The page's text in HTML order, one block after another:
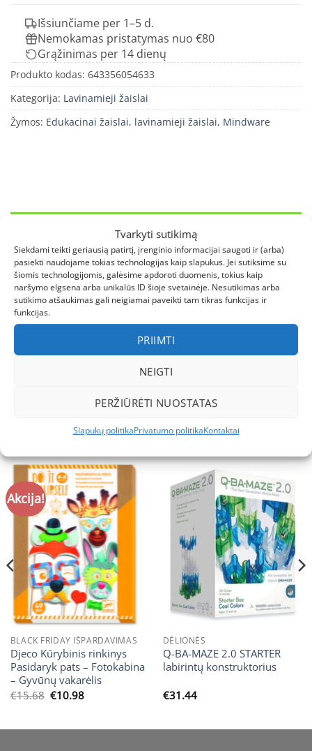
Tvarkyti sutikimą
Siekdami teikti geriausią patirtį, įrenginio informacijai saugoti ir (arba)
pasiekti naudojame tokias technologijas kaip slapukus. Jei sutiksime su
šiomis technologijomis, galėsime apdoroti duomenis, tokius kaip
naršymo elgsena arba unikalūs ID šioje svetainėje. Nesutikimas arba
sutikimo atšaukimas gali neigiamai paveikti tam tikras funkcijas ir
funkcijas.
PRIIMTI
NEIGTI
PERŽIŪRĖTI NUOSTATAS
Slapukų politikaPrivatumo politikaKontaktai
Išsiunčiame per 1–5 d.
Nemokamas pristatymas nuo €80
Grąžinimas per 14 dienų
Produkto kodas: 643356054633
Kategorija: Lavinamieji žaislai
Žymos: Edukacinai žaislai, lavinamieji žaislai, Mindware
PAPILDOMA INFORMACIJA
ATSILIEPIMAI (1)
Atitikimo žaidimas-dėlionė „Dinozauras”.
Gamintojas– Mindware.
PANAŠŪS PRODUKTAI
Akcija!
BLACK FRIDAY IŠPARDAVIMAS
Djeco Kūrybinis rinkinys
Pasidaryk pats – Fotokabina
– Gyvūnų vakarėlis
€15.68 Original
€15.68.
€10.98Current
€10.98.
DĖLIONĖS
Q-BA-MAZE 2.0 STARTER
labirintų konstruktorius
€31.44